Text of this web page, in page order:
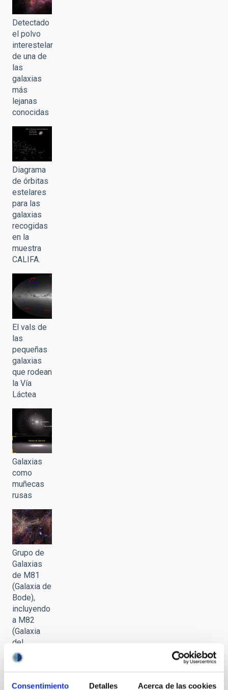
Consentimiento Detalles Acerca de las cookies
Detectado
el polvo
interestelar
de una de
las
galaxias
más
lejanas
conocidas
Diagrama
de órbitas
estelares
para las
galaxias
recogidas
en la
muestra
CALIFA.
El vals de
las
pequeñas
galaxias
que rodean
la Vía
Láctea
Galaxias
como
muñecas
rusas
Grupo de
Galaxias
de M81
(Galaxia de
Bode),
incluyendo
a M82
(Galaxia
del
Cigarro)